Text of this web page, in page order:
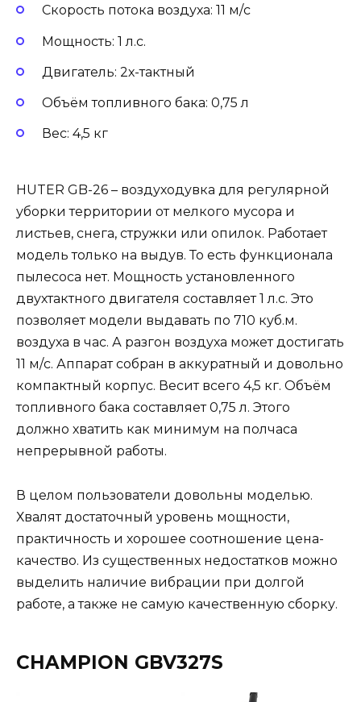
Скорость потока воздуха: 11 м/с
Мощность: 1 л.с.
Двигатель: 2х-тактный
Объём топливного бака: 0,75 л
Вес: 4,5 кг
HUTER GB-26 – воздуходувка для регулярной
уборки территории от мелкого мусора и
листьев, снега, стружки или опилок. Работает
модель только на выдув. То есть функционала
пылесоса нет. Мощность установленного
двухтактного двигателя составляет 1 л.с. Это
позволяет модели выдавать по 710 куб.м.
воздуха в час. А разгон воздуха может достигать
11 м/с. Аппарат собран в аккуратный и довольно
компактный корпус. Весит всего 4,5 кг. Объём
топливного бака составляет 0,75 л. Этого
должно хватить как минимум на полчаса
непрерывной работы.
В целом пользователи довольны моделью.
Хвалят достаточный уровень мощности,
практичность и хорошее соотношение цена-
качество. Из существенных недостатков можно
выделить наличие вибрации при долгой
работе, а также не самую качественную сборку.
CHAMPION GBV327S